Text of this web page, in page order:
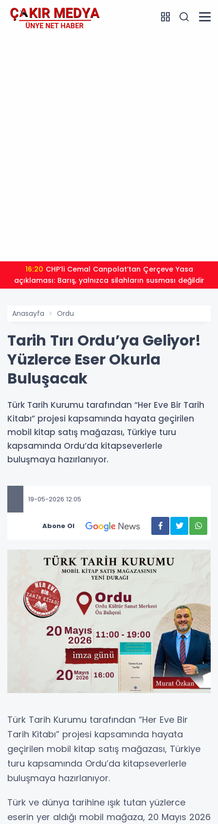
16:20
açıklaması: Barış, yalnızca silahların susması değildir
Anasayfa Ordu
Tarih Tırı Ordu’ya Geliyor!
Yüzlerce Eser Okurla
Buluşacak
Türk Tarih Kurumu tarafından “Her Eve Bir Tarih
Kitabı” projesi kapsamında hayata geçirilen
mobil kitap satış mağazası, Türkiye turu
kapsamında Ordu’da kitapseverlerle
buluşmaya hazırlanıyor.
19-05-2026 12:05
Abone Ol
Türk Tarih Kurumu tarafından “Her Eve Bir
Tarih Kitabı” projesi kapsamında hayata
geçirilen mobil kitap satış mağazası, Türkiye
turu kapsamında Ordu’da kitapseverlerle
buluşmaya hazırlanıyor.
Türk ve dünya tarihine ışık tutan yüzlerce
eserin yer aldığı mobil mağaza, 20 Mayıs 2026